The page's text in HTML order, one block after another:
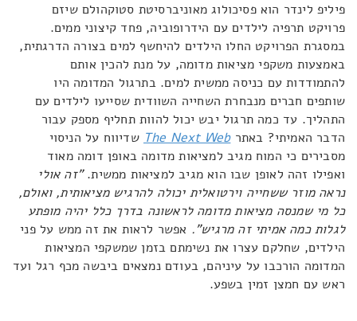
פיליפ לינדר הוא פסיכולוג מאוניברסיטת סטוקהולם שיזם
פרויקט תרפיה לילדים עם הידרופוביה, פחד קיצוני ממים.
במסגרת הפרויקט החלו הילדים להיחשף למים בצורה הדרגתית,
באמצעות משקפי מציאות מדומה, על מנת להכין אותם
להתמודדות עם כניסה ממשית למים. בתרגול המדומה היו
שותפים חברים מנבחרת השחייה השוודית שסייעו לילדים עם
התהליך. עד כמה תרגול יבש יכול להוות תחליף מספק עבור
הדבר האמיתי? באתרThe Next Web שדיווח על הניסוי
מסבירים כי המוח מגיב למציאות מדומה באופן דומה מאוד
ואפילו זהה לאופן שבו הוא מגיב למציאות ממשית."זה אולי
נראה מוזר ששחייה וירטואלית יכולה להרגיש מציאותית, ואולם,
כל מי שמנסה מציאות מדומה לראשונה בדרך כלל יהיה מופתע
לגלות כמה אמיתי זה מרגיש". אפשר לראות את זה ממש על פני
הילדים, שחלקם עצרו את נשימתם בזמן שמשקפי המציאות
המדומה הורכבו על עיניהם, בעודם נמצאים ביבשה מכף רגל ועד
ראש עם חמצן זמין בשפע.